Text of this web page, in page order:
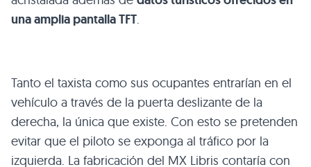
una amplia pantallaTFT.
Tanto el taxista como sus ocupantes entrarían en el
vehículo a través de la puerta deslizante de la
derecha, la única que existe. Con esto se pretenden
evitar que el piloto se exponga al tráfico por la
izquierda. La fabricación del MX Libris contaría con